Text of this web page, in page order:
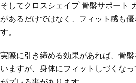
そしてクロスシェイプ 骨盤サポート
があるだけではなく、フィット感も
す。
実際に引き締める効果があれば、骨
いますが、身体にフィットしづくな